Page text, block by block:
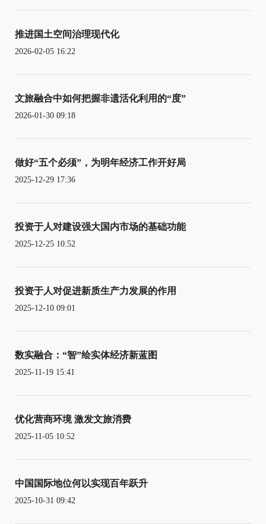
推进国土空间治理现代化
2026-02-05 16:22
文旅融合中如何把握非遗活化利用的“度”
2026-01-30 09:18
做好“五个必须”，为明年经济工作开好局
2025-12-29 17:36
投资于人对建设强大国内市场的基础功能
2025-12-25 10:52
投资于人对促进新质生产力发展的作用
2025-12-10 09:01
数实融合：“智”绘实体经济新蓝图
2025-11-19 15:41
优化营商环境 激发文旅消费
2025-11-05 10:52
中国国际地位何以实现百年跃升
2025-10-31 09:42